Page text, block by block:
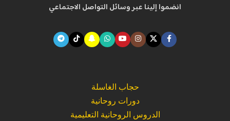
انضموا إلينا عبر وسائل التواصل الاجتماعي
حجاب الغاسلة
دورات روحانية
الدروس الروحانية التعليمية